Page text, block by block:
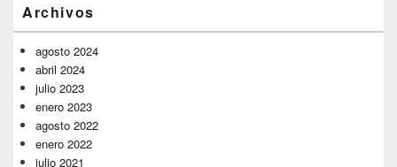
lateral
primaria
Archivos
agosto 2024
abril 2024
julio 2023
enero 2023
agosto 2022
enero 2022
julio 2021